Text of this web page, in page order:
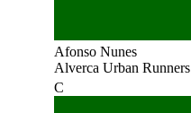
Afonso Nunes
Alverca Urban Runners
C